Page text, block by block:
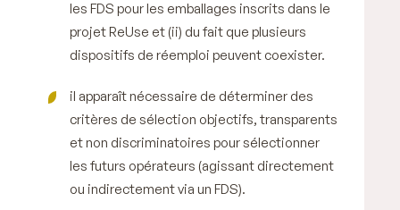
les FDS pour les emballages inscrits dans le
projetReUse et (ii) du fait que plusieurs
dispositifs de réemploi peuvent coexister.
il apparaît nécessaire de déterminer des
critères de sélection objectifs, transparents
et non discriminatoires pour sélectionner
les futurs opérateurs (agissant directement
ou indirectement via un FDS).